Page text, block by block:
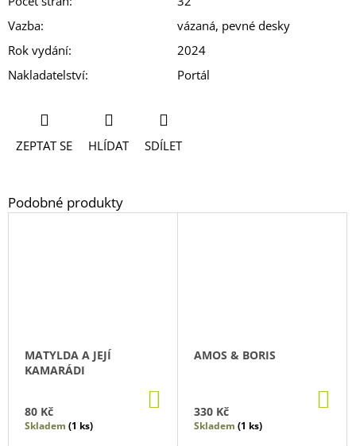
Vazba:
vázaná, pevné desky
Rok vydání:
2024
Nakladatelství: Portál
ZEPTAT SE HLÍDAT SDÍLET
MATYLDA A JEJÍ
KAMARÁDI
80 Kč KOŠÍKU
Skladem (1 ks)
AMOS & BORIS
330 Kč
Skladem (1 ks)